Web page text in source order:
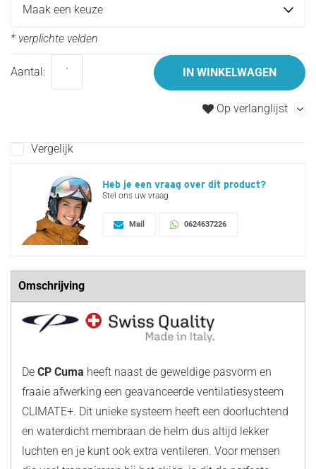
* verplichte velden
Aantal: IN WINKELWAGEN
Op verlanglijst
Vergelijk
Heb je een vraag over dit product?
Stel ons uw vraag
Mail 0624637226
Omschrijving
De CP Cuma heeft naast de geweldige pasvorm en
fraaie afwerking een geavanceerde ventilatiesysteem
CLIMATE+. Dit unieke systeem heeft een doorluchtend
en waterdicht membraan de helm dus altijd lekker
luchten en je kunt ook extra ventileren. Voor mensen